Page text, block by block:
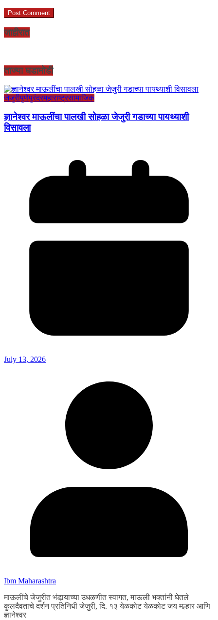
जाहीरात
ताज्या घडामोडी
जेजुरीपुणेपुरंदरमहाराष्ट्रसामाजिक
ज्ञानेश्वर माऊलींचा पालखी सोहळा जेजुरी गडाच्या पायथ्याशी
विसावला
July 13, 2026
Ibm Maharashtra
माऊलींचे जेजुरीत भंडार्‍याच्या उधळणीत स्वागत, माऊली भक्तांनी घेतले
कुलदैवताचे दर्शन प्रतिनिधी जेजुरी, दि. १३ येळकोट येळकोट जय मल्हार आणि
ज्ञानेश्वर